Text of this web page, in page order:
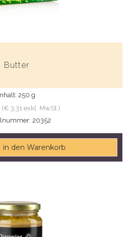
Butter
250 g
(€ 3,31 exkl. MwSt.)
20352
in den Warenkorb